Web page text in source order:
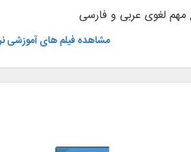
مشاهده فیلم های آموزشی